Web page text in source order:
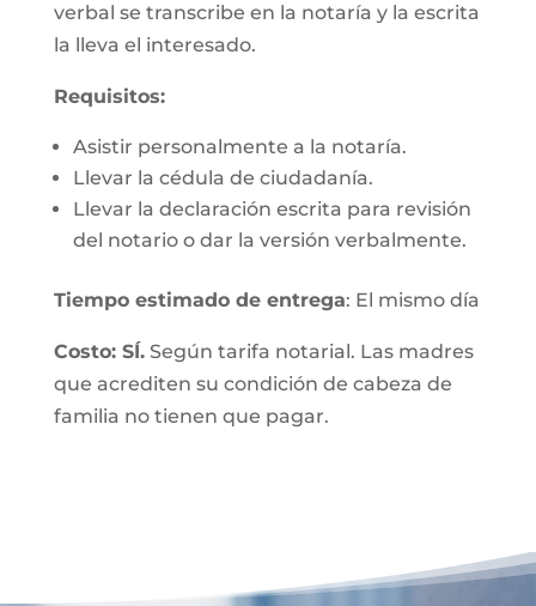
verbal se transcribe en la notaría y la escrita
la lleva el interesado.
Requisitos:
Asistir personalmente a la notaría.
Llevar la cédula de ciudadanía.
Llevar la declaración escrita para revisión
del notario o dar la versión verbalmente.
Tiempo estimado de entrega: El mismo día
Costo: SÍ.Según tarifa notarial. Las madres
que acrediten su condición de cabeza de
familia no tienen que pagar.